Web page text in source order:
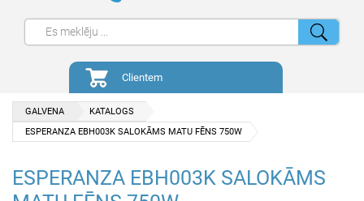
Clientem
GALVENA
KATALOGS
ESPERANZA EBH003K SALOKĀMS MATU FĒNS 750W
ESPERANZA EBH003K SALOKĀMS